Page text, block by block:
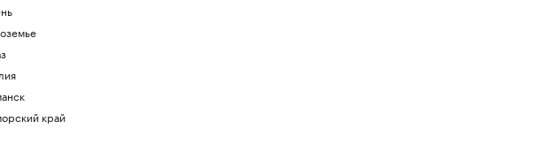
край